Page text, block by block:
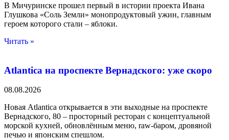
В Мичуринске прошел первый в истории проекта Ивана
Глушкова «Соль Земли» монопродуктовый ужин, главным
героем которого стали – яблоки.
Читать »
Atlantica на проспекте Вернадского: уже скоро
08.08.2026
Новая Atlantica открывается в эти выходные на проспекте
Вернадского, 80 – просторный ресторан с концептуальной
морской кухней, обновлённым меню, raw-баром, дровяной
печью и японским спешлом.